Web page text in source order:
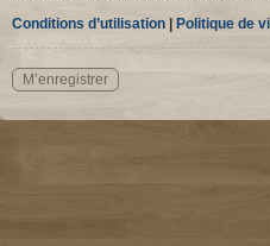
Conditions d’utilisation | Politique de
M’enregistrer